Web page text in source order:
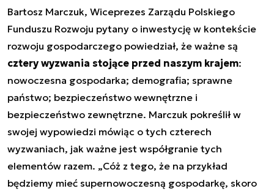
Bartosz Marczuk, Wiceprezes Zarządu Polskiego
Funduszu Rozwoju pytany o inwestycję w kontekście
rozwoju gospodarczego powiedział, że ważne są
cztery wyzwania stojące przed naszym krajem:
nowoczesna gospodarka; demografia; sprawne
państwo; bezpieczeństwo wewnętrzne i
bezpieczeństwo zewnętrzne. Marczuk pokreślił w
swojej wypowiedzi mówiąc o tych czterech
wyzwaniach, jak ważne jest współgranie tych
elementów razem. „Cóż z tego, że na przykład
będziemy mieć supernowoczesną gospodarkę, skoro